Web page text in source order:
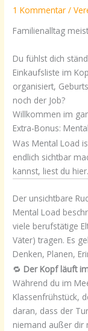
1 Kommentar /
Familienalltag
Du fühlst dich
Einkaufsliste im
organisiert,
noch der Job?
Willkommen im
Extra-Bonus:
Was Mental Load
endlich sichtbar
kannst, liest du hier.
Der unsichtbare
Mental Load
viele berufstätige
Väter) tragen. Es
Denken, Planen,
🔁 Der Kopf läuft
Während du im
Klassenfrühstück,
daran, dass der
niemand außer dir